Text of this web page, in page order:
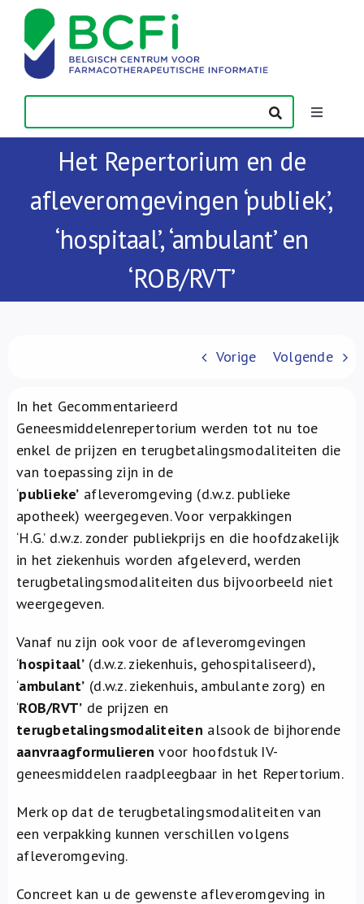
content
Toggle
Nieuws
Publicaties
FR
Het Repertorium en de
afleveromgevingen ‘publiek’,
‘hospitaal’, ‘ambulant’ en
‘ROB/RVT’
Vorige Volgende
In het Gecommentarieerd
Geneesmiddelenrepertorium werden tot nu toe
enkel de prijzen en terugbetalingsmodaliteiten die
van toepassing zijn in de
‘publieke’ afleveromgeving (d.w.z. publieke
apotheek) weergegeven. Voor verpakkingen
‘H.G.’ d.w.z. zonder publiekprijs en die hoofdzakelijk
in het ziekenhuis worden afgeleverd, werden
terugbetalingsmodaliteiten dus bijvoorbeeld niet
weergegeven.
Vanaf nu zijn ook voor de afleveromgevingen
‘hospitaal’(d.w.z. ziekenhuis, gehospitaliseerd),
‘ambulant’ (d.w.z. ziekenhuis, ambulante zorg) en
‘ROB/RVT’ de prijzen en
terugbetalingsmodaliteiten alsook de bijhorende
aanvraagformulieren voor hoofdstuk IV-
geneesmiddelen raadpleegbaar in het Repertorium.
Merk op dat de terugbetalingsmodaliteiten van
een verpakking kunnen verschillen volgens
afleveromgeving.
Concreet kan u de gewenste afleveromgeving in